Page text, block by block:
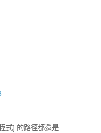
式] 的路徑都還是: